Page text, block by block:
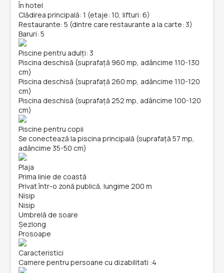
În hotel
Clădirea principală: 1 (etaje: 10, lifturi: 6)
Restaurante: 5 (dintre care restaurante a la carte: 3)
Baruri: 5
Piscine pentru adulți: 3
Piscina deschisă (suprafață 960 mp, adâncime 110-130
cm)
Piscina deschisă (suprafață 260 mp, adâncime 110-120
cm)
Piscina deschisă (suprafață 252 mp, adâncime 100-120
cm)
Piscine pentru copii
Se conectează la piscina principală (suprafață 57 mp,
adâncime 35-50 cm)
Plaja
Prima linie de coastă
Privat într-o zonă publică, lungime 200 m
Nisip
Nisip
Umbrelă de soare
Șezlong
Prosoape
Caracteristici
Camere pentru persoane cu dizabilitati :4